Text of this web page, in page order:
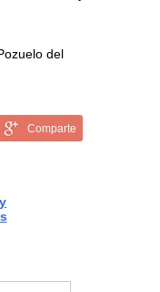
del
Comparte